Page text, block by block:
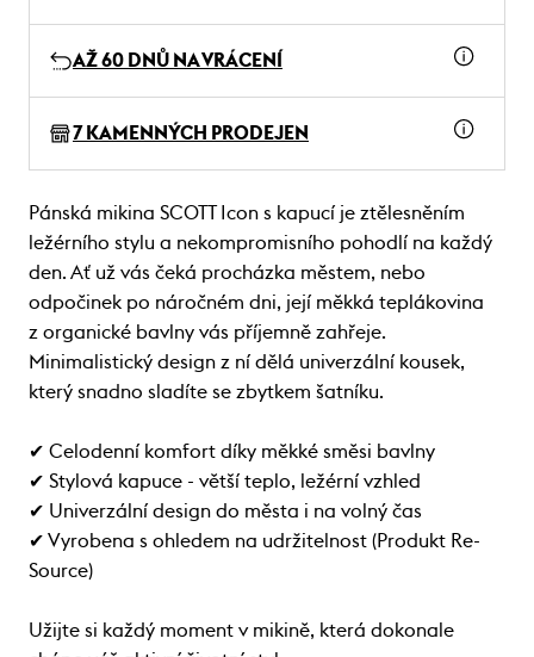
AŽ 60 DNŮ NA VRÁCENÍ
7 KAMENNÝCH PRODEJEN
Pánská mikina SCOTT Icon s kapucí je ztělesněním
ležérního stylu a nekompromisního pohodlí na každý
den. Ať už vás čeká procházka městem, nebo
odpočinek po náročném dni, její měkká teplákovina
z organické bavlny vás příjemně zahřeje.
Minimalistický design z ní dělá univerzální kousek,
který snadno sladíte se zbytkem šatníku.
✔ Celodenní komfort díky měkké směsi bavlny
✔ Stylová kapuce - větší teplo, ležérní vzhled
✔ Univerzální design do města i na volný čas
✔ Vyrobena s ohledem na udržitelnost (Produkt Re-
Source)
Užijte si každý moment v mikině, která dokonale